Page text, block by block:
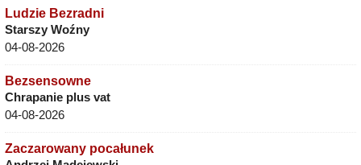
Ludzie Bezradni
Starszy Woźny
04-08-2026
Bezsensowne
Chrapanie plus vat
04-08-2026
Zaczarowany pocałunek